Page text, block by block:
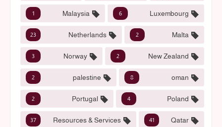
Luxembourg
6
Malaysia
1
Malta
2
Netherlands
23
New Zealand
2
Norway
3
oman
8
palestine
2
Poland
4
Portugal
2
Qatar
41
Resources & Services
37